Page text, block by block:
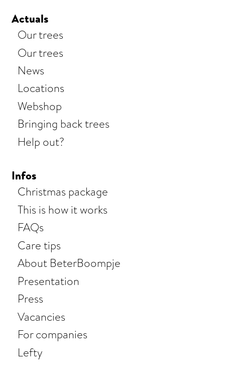
Actuals
Our trees
Our trees
News
Locations
Webshop
Bringing back trees
Help out?
Infos
Christmas package
This is how it works
FAQs
Care tips
About BeterBoompje
Presentation
Press
Vacancies
For companies
Lefty